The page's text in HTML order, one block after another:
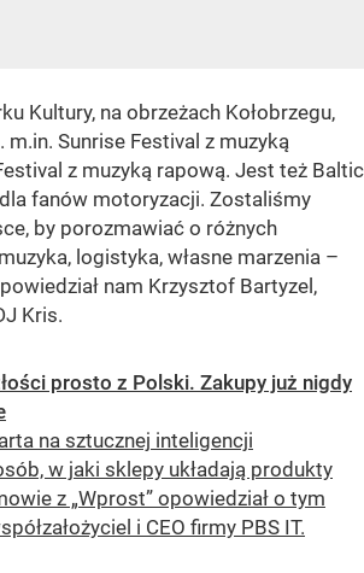
Kultury, na obrzeżach Kołobrzegu,
Sunrise Festival z muzyką
z muzyką rapową. Jest też Baltic
fanów motoryzacji. Zostaliśmy
by porozmawiać o różnych
logistyka, własne marzenia –
nam Krzysztof Bartyzel,
Kris.
prosto z Polski. Zakupy już nigdy
na sztucznej inteligencji
w jaki sklepy układają produkty
z „Wprost” opowiedział o tym
i CEO firmy PBS IT.